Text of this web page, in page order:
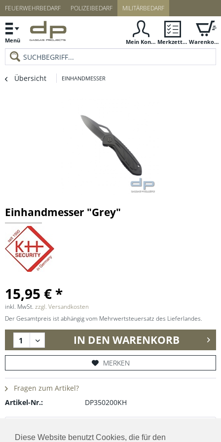
FEUERWEHRBEDARF POLIZEIBEDARF MILITÄRBEDARF
Menü Mein Konto Merkzettel Warenkorb
Übersicht EINHANDMESSER
Einhandmesser "Grey"
15,95 € *
inkl. MwSt. zzgl. Versandkosten
Der Gesamtpreis ist abhängig vom Mehrwertsteuersatz des Lieferlandes.
IN DEN WARENKORB
MERKEN
Fragen zum Artikel?
Artikel-Nr.:
DP350200KH
Diese Website benutzt Cookies, die für den